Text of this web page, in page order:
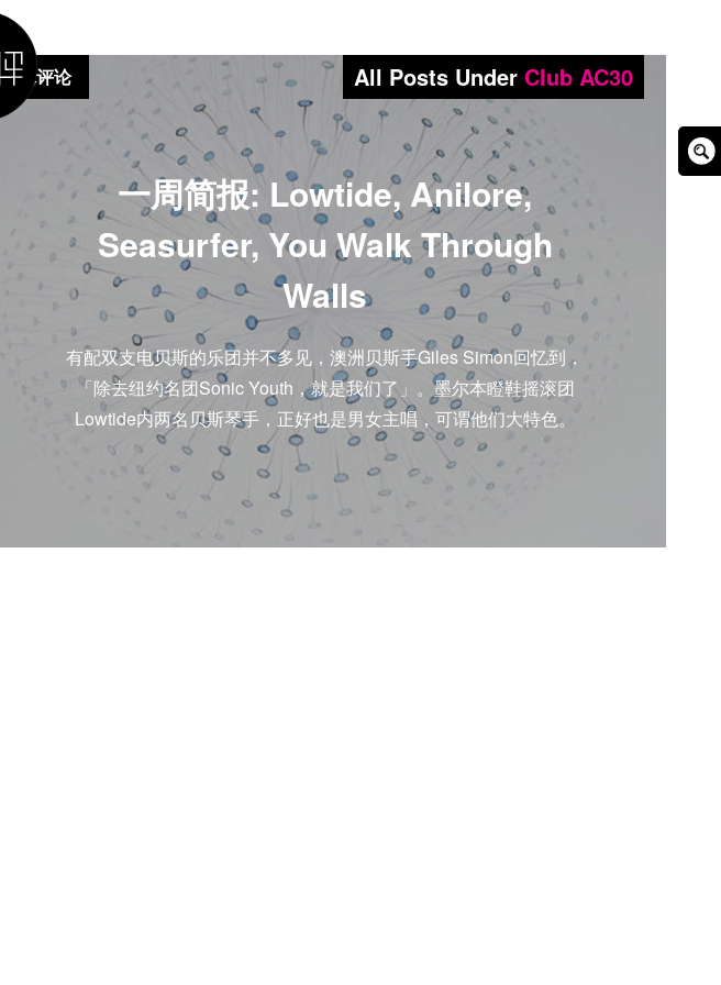
All Posts Under Club AC30
一周简报: Lowtide, Anilore,
Seasurfer, You Walk Through
Walls
有配双支电贝斯的乐团并不多见，澳洲贝斯手Giles Simon回忆到，
「除去纽约名团Sonic Youth，就是我们了」。墨尔本瞪鞋摇滚团
Lowtide内两名贝斯琴手，正好也是男女主唱，可谓他们大特色。
专辑评论